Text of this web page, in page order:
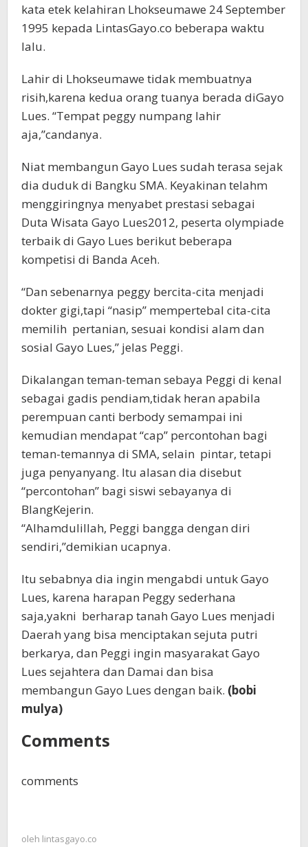
kata etek kelahiran Lhokseumawe 24 September
1995 kepada LintasGayo.co beberapa waktu
lalu.
Lahir di Lhokseumawe tidak membuatnya
risih,karena kedua orang tuanya berada diGayo
Lues. “Tempat peggy numpang lahir
aja,”candanya.
Niat membangun Gayo Lues sudah terasa sejak
dia duduk di Bangku SMA. Keyakinan telahm
menggiringnya menyabet prestasi sebagai
Duta Wisata Gayo Lues2012, peserta olympiade
terbaik di Gayo Lues berikut beberapa
kompetisi di Banda Aceh.
“Dan sebenarnya peggy bercita-cita menjadi
dokter gigi,tapi “nasip” mempertebal cita-cita
memilih pertanian, sesuai kondisi alam dan
sosial Gayo Lues,” jelas Peggi.
Dikalangan teman-teman sebaya Peggi di kenal
sebagai gadis pendiam,tidak heran apabila
perempuan canti berbody semampai ini
kemudian mendapat “cap” percontohan bagi
teman-temannya di SMA, selain pintar, tetapi
juga penyanyang. Itu alasan dia disebut
“percontohan” bagi siswi sebayanya di
BlangKejerin.
“Alhamdulillah, Peggi bangga dengan diri
sendiri,”demikian ucapnya.
Itu sebabnya dia ingin mengabdi untuk Gayo
Lues, karena harapan Peggy sederhana
saja,yakni berharap tanah Gayo Lues menjadi
Daerah yang bisa menciptakan sejuta putri
berkarya, dan Peggi ingin masyarakat Gayo
Lues sejahtera dan Damai dan bisa
membangun Gayo Lues dengan baik. (bobi
mulya)
Comments
comments
oleh lintasgayo.co